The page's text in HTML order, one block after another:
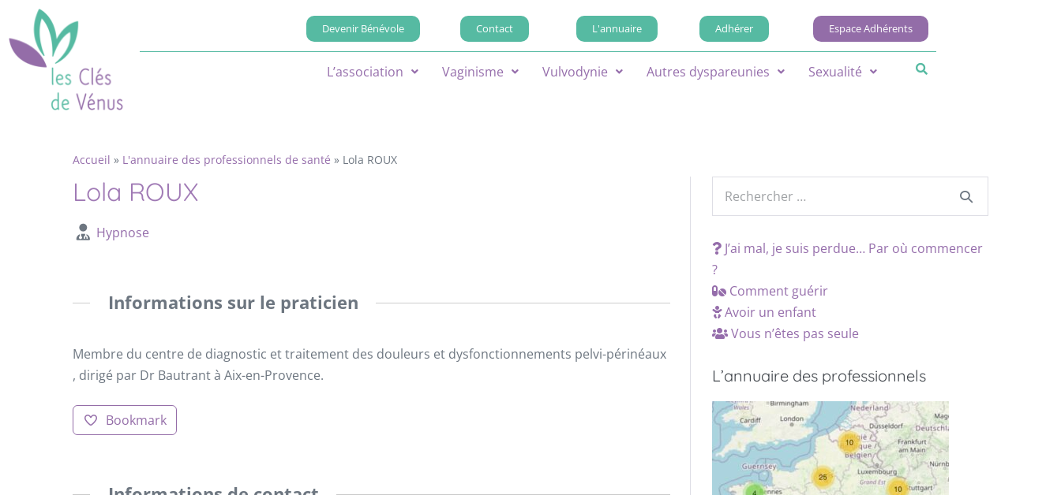
Devenir Bénévole Contact L'annuaire Adhérer Espace Adhérents
L’association Vaginisme Vulvodynie Autres dyspareunies Sexualité
Accueil » L'annuaire des professionnels de santé » Lola ROUX
Lola ROUX
Hypnose
Informations sur le praticien
Membre du centre de diagnostic et traitement des douleurs et dysfonctionnements pelvi-périnéaux
, dirigé par Dr Bautrant à Aix-en-Provence.
Bookmark
J’ai mal, je suis perdue… Par où commencer
?
Comment guérir
Avoir un enfant
Vous n’êtes pas seule
L’annuaire des professionnels